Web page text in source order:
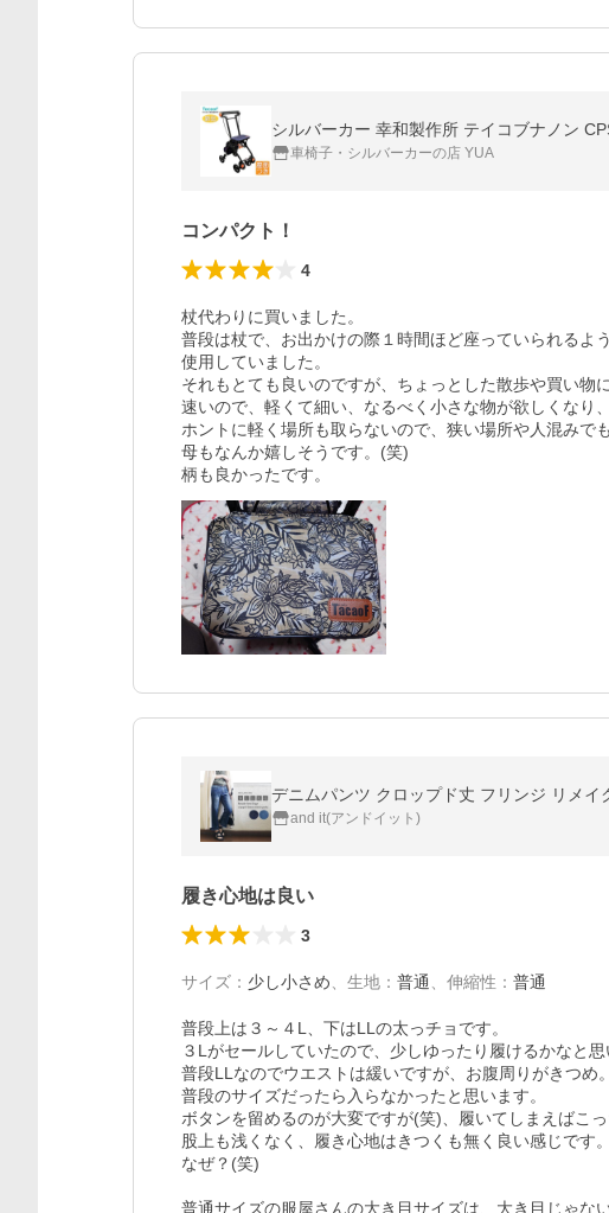
シルバーカー 幸和製作所 テイコブナノン
車椅子・シルバーカーの店 YUA
コンパクト！
4
杖代わりに買いました。
普段は杖で、お出かけの際１時間ほど座っていられるよ
使用していました。
それもとても良いのですが、ちょっとした散歩や買い物
速いので、軽くて細い、なるべく小さな物が欲しくなり
ホントに軽く場所も取らないので、狭い場所や人混みで
母もなんか嬉しそうです。(笑)
柄も良かったです。
デニムパンツ クロップド丈 フリンジ リメ
and it(アンドイット)
履き心地は良い
3
サイズ ： 少し小さめ 生地 ： 普通 伸縮性 ： 普通
普段上は３～４L、下はLLの太っチョです。
３Lがセールしていたので、少しゆったり履けるかなと思
普段LLなのでウエストは緩いですが、お腹周りがきつめ
普段のサイズだったら入らなかったと思います。
ボタンを留めるのが大変ですが(笑)、履いてしまえばこっ
股上も浅くなく、履き心地はきつくも無く良い感じです。
なぜ？(笑)
普通サイズの服屋さんの大き目サイズは、大き目じゃな